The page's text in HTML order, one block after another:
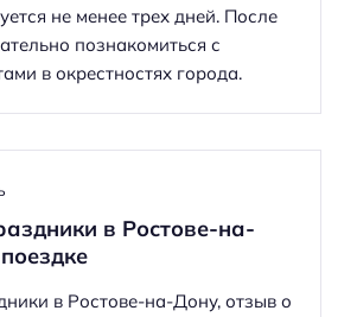
не менее трех дней. После
познакомиться с
в окрестностях города.
в Ростове-на-